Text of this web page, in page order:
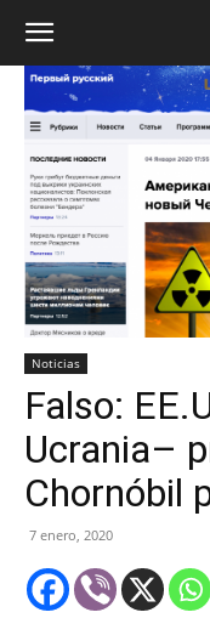
Noticias
Falso:
Ucrania–
Chornóbil
7 enero, 2020